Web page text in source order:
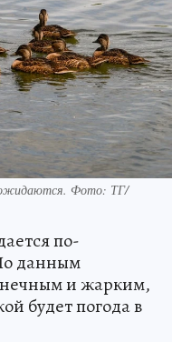
ожидаются. Фото: ТГ/
по-
данным
и жарким,
будет погода в